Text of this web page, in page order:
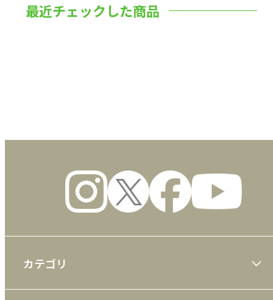
最近チェックした商品
カテゴリ